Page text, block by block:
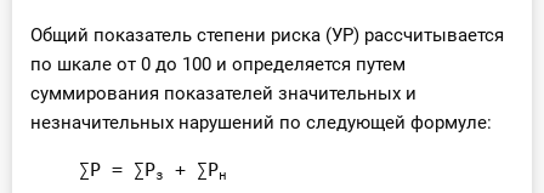
Общий показатель степени риска (УР) рассчитывается
по шкале от 0 до 100 и определяется путем
суммирования показателей значительных и
незначительных нарушений по следующей формуле:
∑Р = ∑Рз + ∑Рн